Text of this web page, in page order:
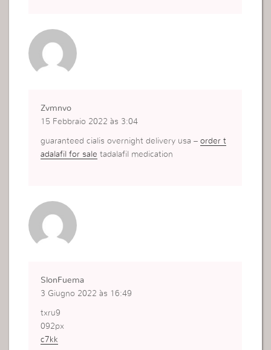
Zvmnvo
15 Febbraio 2022 às 3:04
guaranteed cialis overnight delivery usa –order t
adalafil for sale tadalafil medication
SlonFuema
3 Giugno 2022 às 16:49
txru9
092px
c7kk